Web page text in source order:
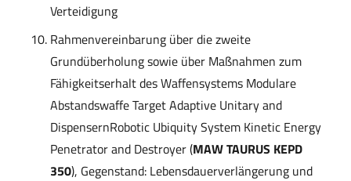
Verteidigung
Rahmenvereinbarung über die zweite
Grundüberholung sowie über Maßnahmen zum
Fähigkeitserhalt des Waffensystems Modulare
Abstandswaffe Target Adaptive Unitary and
DispensernRobotic Ubiquity System Kinetic Energy
Penetrator and Destroyer (MAW TAURUS KEPD
350), Gegenstand: Lebensdauerverlängerung und